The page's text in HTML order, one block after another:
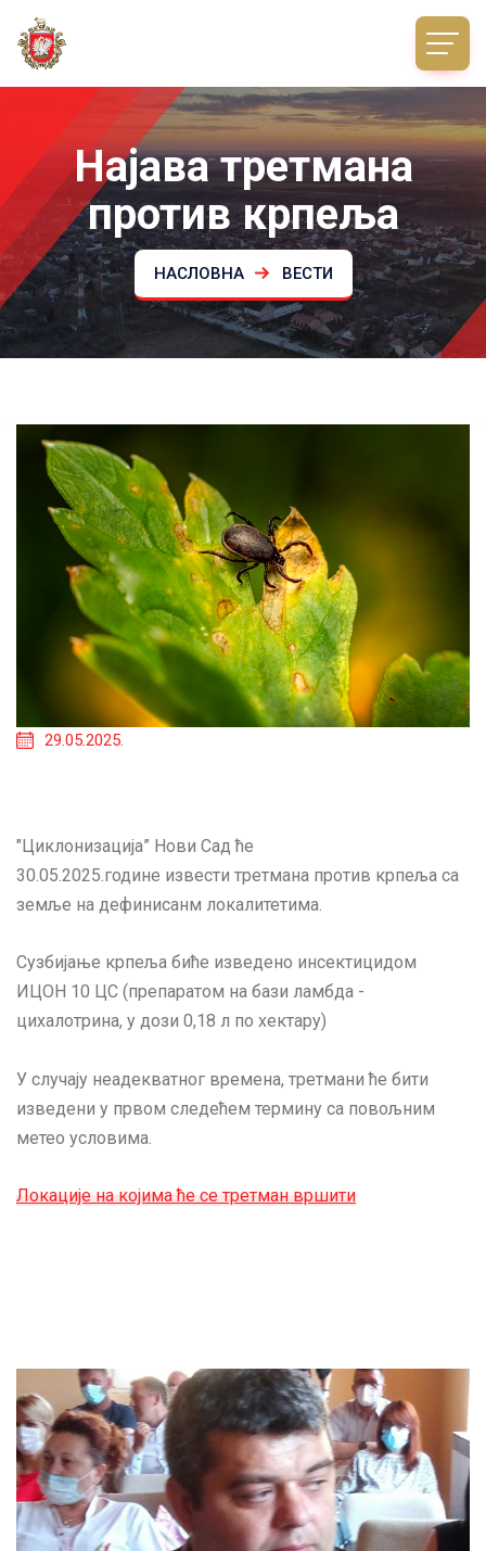
Најава третмана
против крпеља
НАСЛОВНА ВЕСТИ
29.05.2025.
"Циклонизација” Нови Сад ће
30.05.2025.године извести третмана против крпеља са
земље на дефинисанм локалитетима.
Сузбијање крпеља биће изведено инсектицидом
ИЦОН 10 ЦС (препаратом на бази ламбда -
цихалотрина, у дози 0,18 л по хектару)
У случају неадекватног времена, третмани ће бити
изведени у првом следећем термину са повољним
метео условима.
Локације на којима ће се третман вршити